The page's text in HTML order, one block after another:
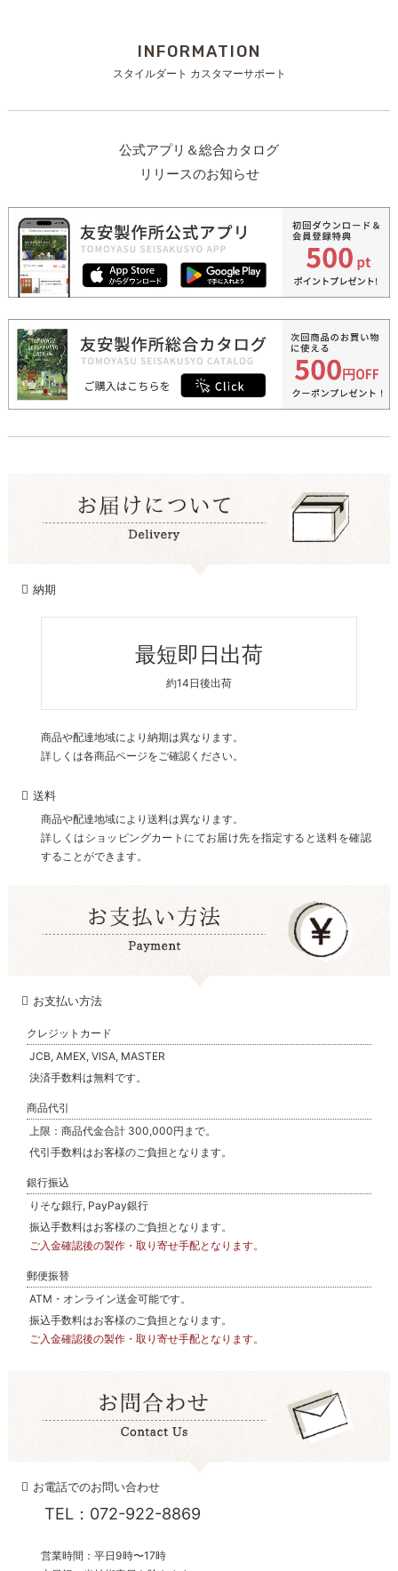
INFORMATION
スタイルダート カスタマーサポート
公式アプリ＆総合カタログ
リリースのお知らせ
納期
最短即日出荷
約14日後出荷
商品や配達地域により納期は異なります。
詳しくは各商品ページをご確認ください。
送料
商品や配達地域により送料は異なります。
詳しくはショッピングカートにてお届け先を指定すると送料を確認
することができます。
お支払い方法
クレジットカード
JCB, AMEX, VISA, MASTER
決済手数料は無料です。
商品代引
上限：商品代金合計 300,000円まで。
代引手数料はお客様のご負担となります。
銀行振込
りそな銀行, PayPay銀行
振込手数料はお客様のご負担となります。
ご入金確認後の製作・取り寄せ手配となります。
郵便振替
ATM・オンライン送金可能です。
振込手数料はお客様のご負担となります。
ご入金確認後の製作・取り寄せ手配となります。
お電話でのお問い合わせ
TEL：072-922-8869
営業時間：平日9時〜17時